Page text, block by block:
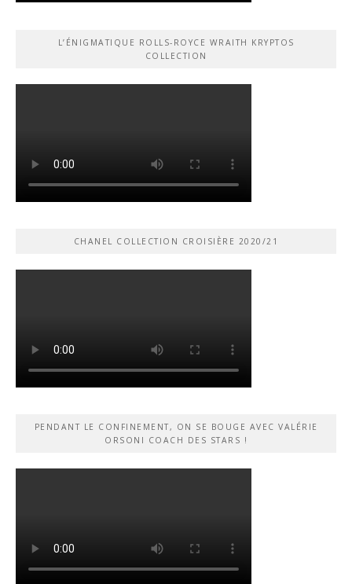
L’ÉNIGMATIQUE ROLLS-ROYCE WRAITH KRYPTOS
COLLECTION
CHANEL COLLECTION CROISIÈRE 2020/21
PENDANT LE CONFINEMENT, ON SE BOUGE AVEC VALÉRIE
ORSONI COACH DES STARS !